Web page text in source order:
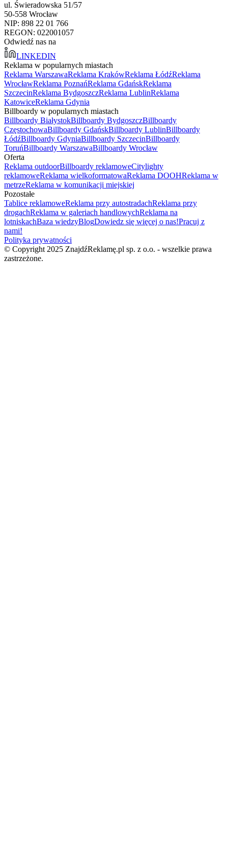
ul. Świeradowska 51/57
50-558 Wrocław
NIP: 898 22 01 766
REGON: 022001057
Odwiedź nas na
LINKEDIN
Reklama w popularnych miastach
Reklama WarszawaReklama KrakówReklama ŁódźReklama
WrocławReklama PoznańReklama GdańskReklama
SzczecinReklama BydgoszczReklama LublinReklama
KatowiceReklama Gdynia
Billboardy w popularnych miastach
Billboardy BiałystokBillboardy BydgoszczBillboardy
CzęstochowaBillboardy GdańskBillboardy LublinBillboardy
ŁódźBillboardy GdyniaBillboardy SzczecinBillboardy
ToruńBillboardy WarszawaBillboardy Wrocław
Oferta
Reklama outdoorBillboardy reklamoweCitylighty
reklamoweReklama wielkoformatowaReklama DOOHReklama w
metrzeReklama w komunikacji miejskiej
Pozostałe
Tablice reklamoweReklama przy autostradachReklama przy
drogachReklama w galeriach handlowychReklama na
lotniskachBaza wiedzyBlogDowiedz się więcej o nas!Pracuj z
nami!
Polityka prywatności
© Copyright 2025 ZnajdźReklamę.pl sp. z o.o. - wszelkie prawa
zastrzeżone.